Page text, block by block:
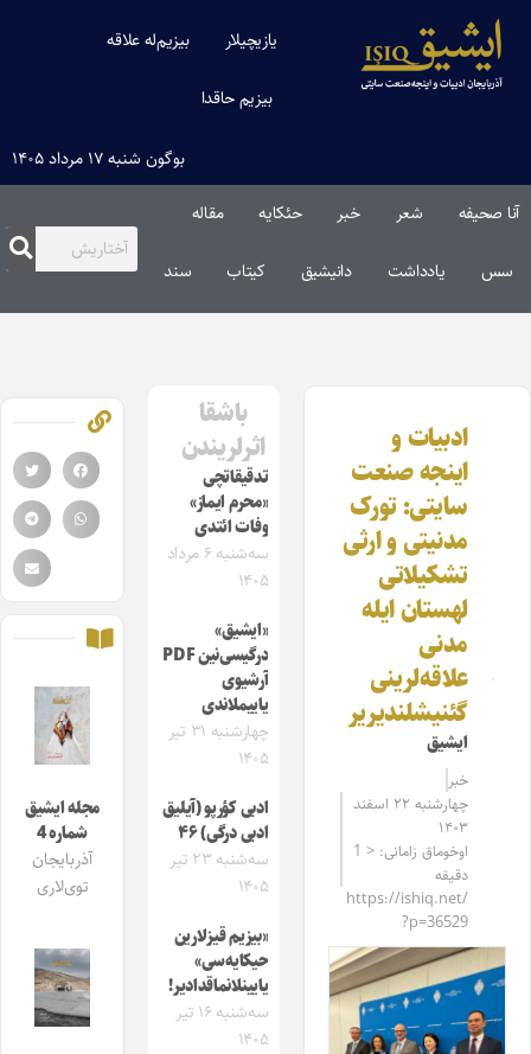
یازیچیلار بیزیم‌له علاقه
بیزیم حاقدا
بوگون شنبه ۱۷ مرداد ۱۴۰۵
آنا صحیفه شعر خبر حئکایه مقاله‌
سس یادداشت دانیشیق کیتاب سند
ادبیات و
اینجه صنعت
سایتی: تورک
مدنیتی و ارثی
تشکیلاتی
لهستان ایله
مدنی
علاقه‌لرینی
گئنیشلندیریر
ایشیق
خبر
چهارشنبه ۲۲ اسفند
۱۴۰۳
اوخوماق زامانی: < 1
دقیقه
https://ishiq.net/
?p=36529
باشقا
اثرلریندن
تدقیقاتچی
«محرم ایماز»
وفات ائتدی
سه‌شنبه ۶ مرداد
۱۴۰۵
«ایشیق»
درگیسی‌نین PDF
آرشیوی
یاییملاندی
چهارشنبه ۳۱ تیر
۱۴۰۵
ادبی کؤرپو (آیلیق
ادبی درگی) ۴۶
سه‌شنبه ۲۳ تیر
۱۴۰۵
«بیزیم قیزلارین
حیکایه‌سی»
یایینلانماقدادیر!
سه‌شنبه ۱۶ تیر
۱۴۰۵
مجله ایشیق
شماره 4
آذربایجان
توی‌لاری